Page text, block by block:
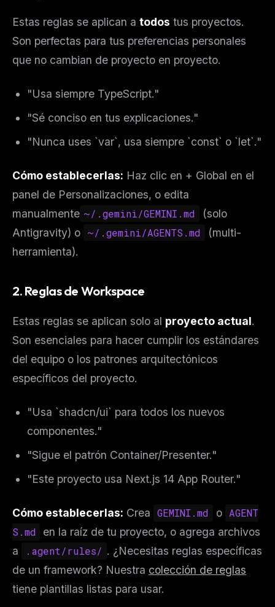
Estas reglas se aplican a todos tus proyectos.
Son perfectas para tus preferencias personales
que no cambian de proyecto en proyecto.
"Usa siempre TypeScript."
"Sé conciso en tus explicaciones."
"Nunca uses `var`, usa siempre `const` o `let`."
Cómo establecerlas: Haz clic en + Global en el
panel de Personalizaciones, o edita
manualmente ~/.gemini/GEMINI.md
(solo
Antigravity) o ~/.gemini/AGENTS.md
(multi-
herramienta).
2. Reglas de Workspace
Estas reglas se aplican solo al proyecto actual.
Son esenciales para hacer cumplir los estándares
del equipo o los patrones arquitectónicos
específicos del proyecto.
"Usa `shadcn/ui` para todos los nuevos
componentes."
"Sigue el patrón Container/Presenter."
"Este proyecto usa Next.js 14 App Router."
Cómo establecerlas: Crea GEMINI.md o AGENT
S.md
en la raíz de tu proyecto, o agrega archivos
a
.agent/rules/ . ¿Necesitas reglas específicas
de un framework? Nuestra colección de reglas
tiene plantillas listas para usar.